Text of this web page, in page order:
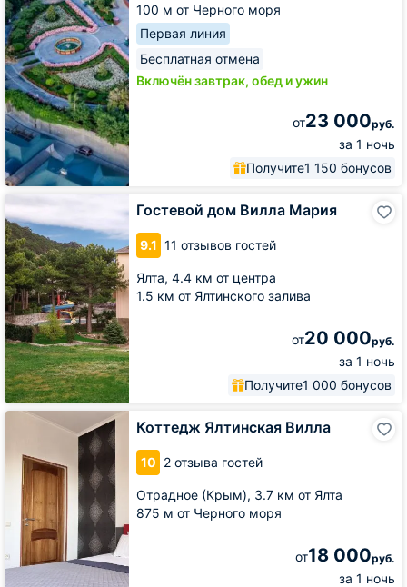
100 м от Черного моря
Первая линия
Бесплатная отмена
Включён завтрак, обед и ужин
от23 000руб.
за 1 ночь
Получите1 150 бонусов
Гостевой дом Вилла Мария
9.1 11 отзывов гостей
Ялта, 4.4 км от центра
1.5 км от Ялтинского залива
от20 000руб.
за 1 ночь
Получите1 000 бонусов
дом
Вилла
Мария
Коттедж Ялтинская Вилла
10 2 отзыва гостей
Отрадное (Крым), 3.7 км от Ялта
875 м от Черного моря
от18 000руб.
за 1 ночь
Коттедж